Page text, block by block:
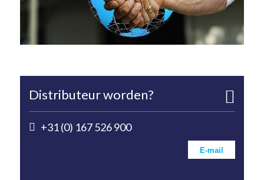
Distributeur worden?
+31 (0) 167 526 900
E-mail